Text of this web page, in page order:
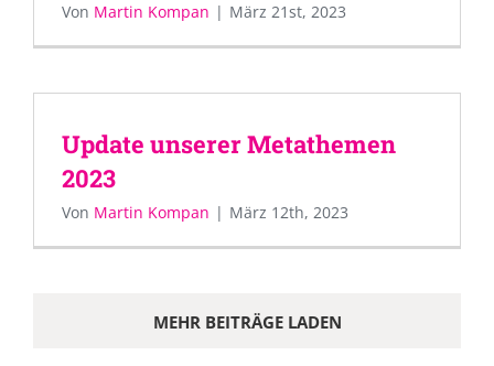
Von Martin Kompan | März 21st, 2023
Update unserer Metathemen
2023
Von Martin Kompan | März 12th, 2023
MEHR BEITRÄGE LADEN